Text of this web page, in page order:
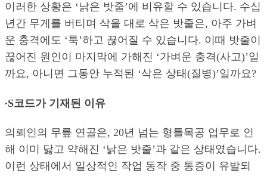
이러한 상황은 ‘낡은 밧줄’에 비유할 수 있습니다. 수십
년간 무게를 버티며 삭을 대로 삭은 밧줄은, 아주 가벼
운 충격에도 ‘툭’하고 끊어질 수 있습니다. 이때 밧줄이
끊어진 원인이 마지막에 가해진 ‘가벼운 충격(사고)’일
까요, 아니면 그동안 누적된 ‘삭은 상태(질병)’일까요?
∙S코드가 기재된 이유
의뢰인의 무릎 연골은, 20년 넘는 형틀목공 업무로 인
해 이미 닳고 약해진 ‘낡은 밧줄’과 같은 상태였습니다.
이런 상태에서 일상적인 작업 동작 중 통증이 유발되